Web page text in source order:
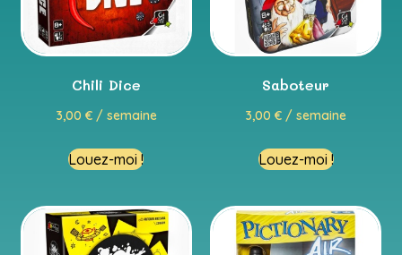
Chili Dice
3,00 €/ semaine
Louez-moi !
Saboteur
3,00€ / semaine
Louez-moi !